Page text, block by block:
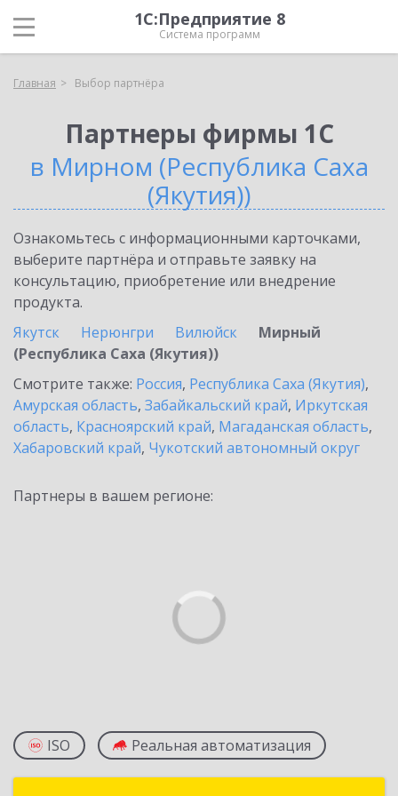
1С:Предприятие 8
Система программ
Главная Выбор партнёра
Партнеры фирмы 1С
в Мирном (Республика Саха
(Якутия))
Ознакомьтесь с информационными карточками,
выберите партнёра и отправьте заявку на
консультацию, приобретение или внедрение
продукта.
Якутск
Нерюнгри Вилюйск
Мирный
(Республика Саха (Якутия))
Смотрите также: Россия, Республика Саха (Якутия),
Амурская область, Забайкальский край, Иркутская
область, Красноярский край, Магаданская область,
Хабаровский край, Чукотский автономный округ
Партнеры в вашем регионе:
ISO Реальная автоматизация